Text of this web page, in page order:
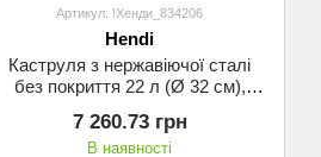
Артикул: !Хенди_834206
Hendi
Каструля з нержавіючої сталі
без покриття 22 л (Ø 32 см),
7 260.73 грн
В наявності